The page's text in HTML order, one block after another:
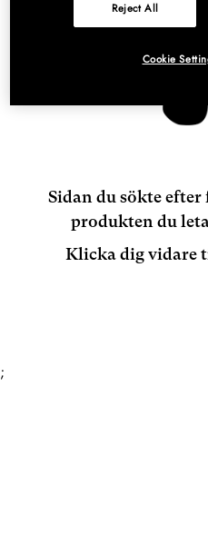
Sidan du sökte
produkten du
Klicka dig vidare
;
Reject All
Cookie